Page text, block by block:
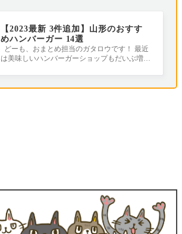
【2023最新 3件追加】山形のおすす
めハンバーガー 14選
どーも、おまとめ担当のガタロウです！ 最近
は美味しいハンバーガーショップもだいぶ増え